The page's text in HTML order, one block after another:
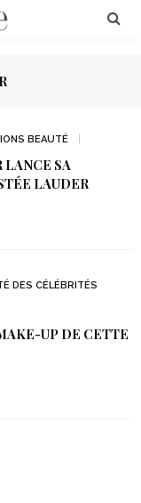
BEAUTÉ
LANCE SA
LAUDER
DES CÉLÉBRITÉS
UP DE CETTE